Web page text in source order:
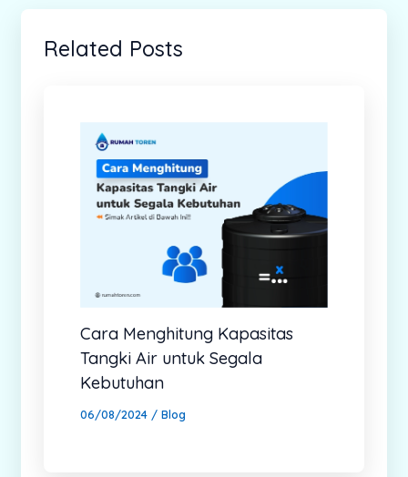
Related Posts
Cara Menghitung Kapasitas
Tangki Air untuk Segala
Kebutuhan
06/08/2024 / Blog